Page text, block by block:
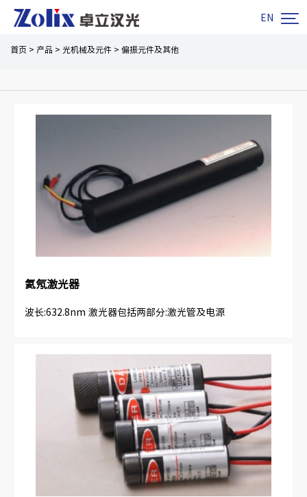
EN 
首页 > 产品 > 光机械及元件 > 偏振元件及其他
氦氖激光器
波长:632.8nm 激光器包括两部分:激光管及电源